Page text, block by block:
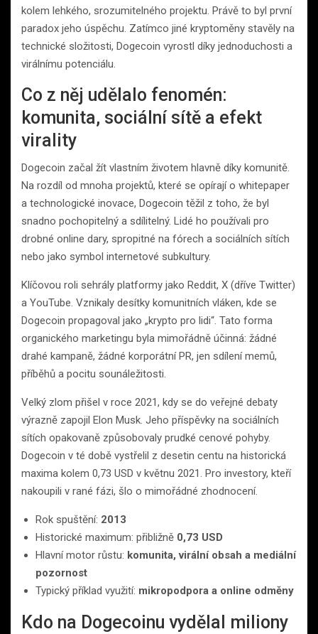
kolem lehkého, srozumitelného projektu. Právě to byl první
paradox jeho úspěchu. Zatímco jiné kryptoměny stavěly na
technické složitosti, Dogecoin vyrostl díky jednoduchosti a
virálnímu potenciálu.
Co z něj udělalo fenomén:
komunita, sociální sítě a efekt
virality
Dogecoin začal žít vlastním životem hlavně díky komunitě.
Na rozdíl od mnoha projektů, které se opírají o whitepaper
a technologické inovace, Dogecoin těžil z toho, že byl
snadno pochopitelný a sdílitelný. Lidé ho používali pro
drobné online dary, spropitné na fórech a sociálních sítích
nebo jako symbol internetové subkultury.
Klíčovou roli sehrály platformy jako Reddit, X (dříve Twitter)
a YouTube. Vznikaly desítky komunitních vláken, kde se
Dogecoin propagoval jako „krypto pro lidi“. Tato forma
organického marketingu byla mimořádně účinná: žádné
drahé kampaně, žádné korporátní PR, jen sdílení memů,
příběhů a pocitu sounáležitosti.
Velký zlom přišel v roce 2021, kdy se do veřejné debaty
výrazně zapojil Elon Musk. Jeho příspěvky na sociálních
sítích opakovaně způsobovaly prudké cenové pohyby.
Dogecoin v té době vystřelil z desetin centu na historická
maxima kolem 0,73 USD v květnu 2021. Pro investory, kteří
nakoupili v rané fázi, šlo o mimořádné zhodnocení.
Rok spuštění: 2013
Historické maximum: přibližně 0,73 USD
Hlavní motor růstu: komunita, virální obsah a mediální
pozornost
Typický příklad využití: mikropodpora a online odměny
Kdo na Dogecoinu vydělal miliony